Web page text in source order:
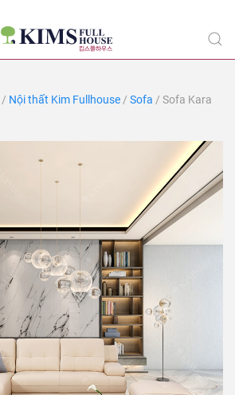
/ Nội thất Kim Fullhouse / Sofa / Sofa Kara